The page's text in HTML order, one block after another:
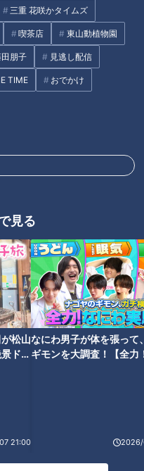
三重 花咲かタイムズ
喫茶店 東山動植物園
朋子 見逃し配信
TIME おでかけ
見る
松山
ドラ
21:00
なにわ男子が体を張って
ギモンを大調査！【全力
2026/
道との遭遇
のユニークな「道」を変化球
テレビにて毎週火曜日よる
信はこちら